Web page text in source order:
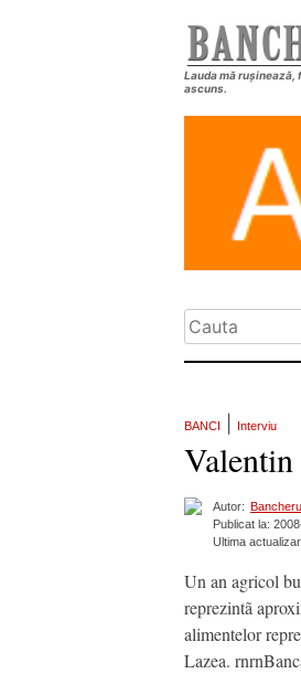
Lauda mă rușinează,
ascuns.
BANCI Interviu
Autor:
Publicat la:
Ultima
Un an agricol
reprezintã
alimentelor
Lazea.